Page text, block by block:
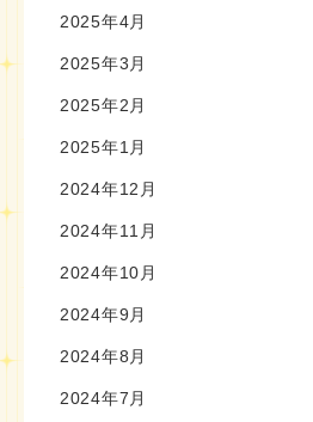
2025年4月
2025年3月
2025年2月
2025年1月
2024年12月
2024年11月
2024年10月
2024年9月
2024年8月
2024年7月